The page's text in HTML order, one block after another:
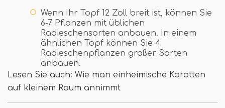
Wenn Ihr Topf 12 Zoll breit ist, können Sie
6-7 Pflanzen mit üblichen
Radieschensorten anbauen. In einem
ähnlichen Topf können Sie 4
Radieschenpflanzen großer Sorten
anbauen.
Lesen Sie auch: Wie man einheimische Karotten
auf kleinem Raum annimmt